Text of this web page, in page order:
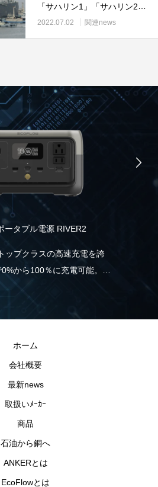
の国際協調と迫られる日本の
対応について
「サハリン1」「サハリン2」
日本のエネルギー最重要課
2022.07.02 関連news
ータブル電源 RIVER2
ップクラスの高速充電を誇
から100％に充電可能。こ
タブル電源と比べて5倍速
38％も充電時間の短縮が実
気が必要な場合でも、
ホーム
会社概要
最新news
取扱いﾒｰｶｰ
商品
石油から銅へ
ANKERとは
EcoFlowとは